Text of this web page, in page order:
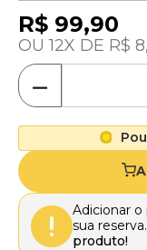
R$ 99,90
12 R$ 8,
－
Adicionar
sua reserva.
produto!